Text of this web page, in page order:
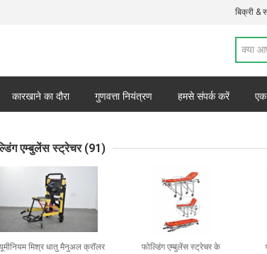
बिक्री &
कारखाने का दौरा गुणवत्ता नियंत्रण हमसे संपर्क करें एक
एम्बुलेंस स्ट्रेचर (91)
मिश्र धातु मैनुअल क्रॉलर
फोल्डिंग एम्बुलेंस स्ट्रेचर के